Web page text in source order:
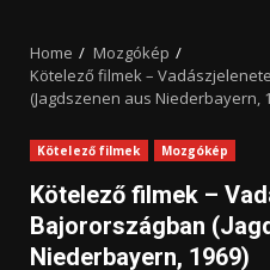
Home
Mozgókép
Kötelező filmek –
(Jagdszenen aus Niederbayern,
Kötelező filmek Mozgókép
Kötelező filmek –
Bajorországban
Niederbayern, 1969)